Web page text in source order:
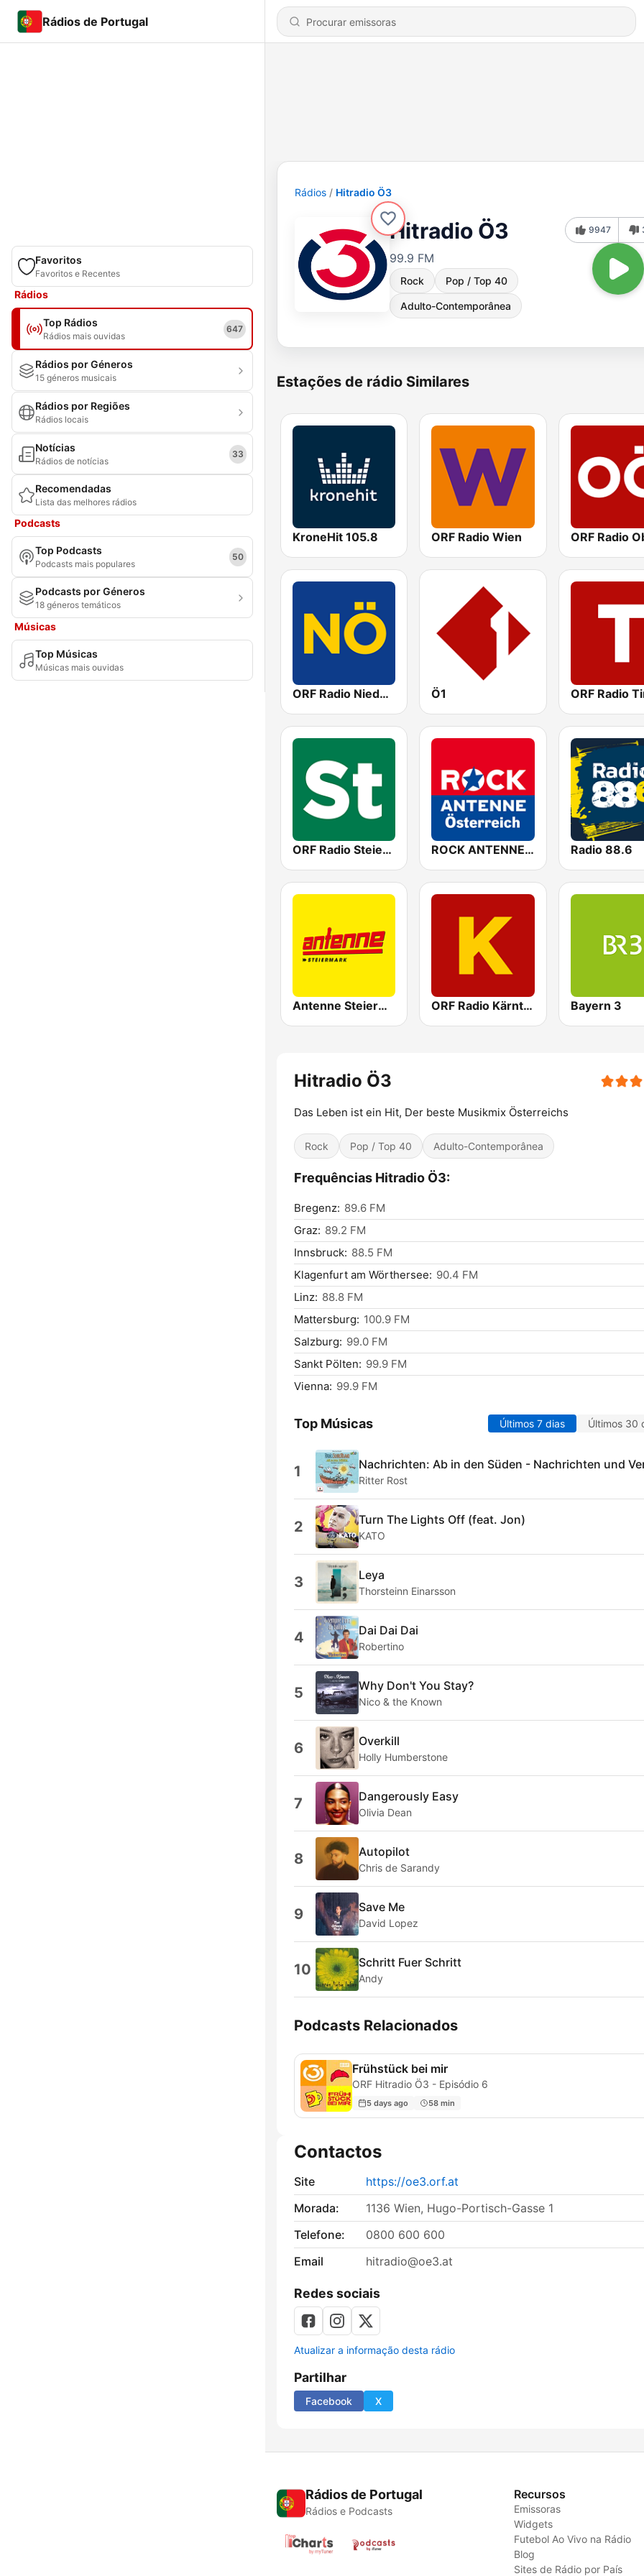
Rádios de Portugal
Favoritos
Favoritos e Recentes
Rádios
Top Rádios
Rádios mais ouvidas
647
Rádios por Géneros
15 géneros musicais
Rádios por Regiões
Rádios locais
Notícias
Rádios de notícias
33
Recomendadas
Lista das melhores rádios
Podcasts
Top Podcasts
Podcasts mais populares
50
Podcasts por Géneros
18 géneros temáticos
Músicas
Top Músicas
Músicas mais ouvidas
Rádios Hitradio Ö3
Hitradio Ö3
99.9 FM
Rock Pop / Top 40
Adulto-Contemporânea
9947
Estações de rádio Similares
KroneHit 105.8 ORF Radio Wien
ORF Radio Niederösterreich Ö1 ORF Radio
ORF Radio Steiermark ROCK ANTENNE Österreich Radio 88.6
Antenne Steiermark ORF Radio Kärnten Bayern 3
Hitradio Ö3
Das Leben ist ein Hit, Der beste Musikmix Österreichs
Rock Pop / Top 40 Adulto-Contemporânea
Frequências Hitradio Ö3:
Bregenz: 89.6 FM
Graz: 89.2 FM
Innsbruck: 88.5 FM
Klagenfurt am Wörthersee: 90.4 FM
Linz: 88.8 FM
Mattersburg: 100.9 FM
Salzburg: 99.0 FM
Sankt Pölten: 99.9 FM
Vienna: 99.9 FM
Top Músicas Últimos 7 dias Últimos 30
1 Nachrichten: Ab in den Süden - Nachrichten und
Ritter Rost
2 Turn The Lights Off (feat. Jon)
KATO
3 Leya
Thorsteinn Einarsson
4 Dai Dai Dai
Robertino
5 Why Don't You Stay?
Nico & the Known
6 Overkill
Holly Humberstone
7 Dangerously Easy
Olivia Dean
8 Autopilot
Chris de Sarandy
9 Save Me
David Lopez
10 Schritt Fuer Schritt
Andy
Podcasts Relacionados
Frühstück bei mir
ORF Hitradio Ö3 - Episódio 6
5 days ago 58 min
Contactos
Site
https://oe3.orf.at
Morada:
1136 Wien, Hugo-Portisch-Gasse 1
Telefone:
0800 600 600
Email
hitradio@oe3.at
Redes sociais
Atualizar a informação desta rádio
Partilhar
Facebook X
Rádios de Portugal
Rádios e Podcasts
Recursos
Emissoras
Widgets
Futebol Ao Vivo na Rádio
Blog
Sites de Rádio por País